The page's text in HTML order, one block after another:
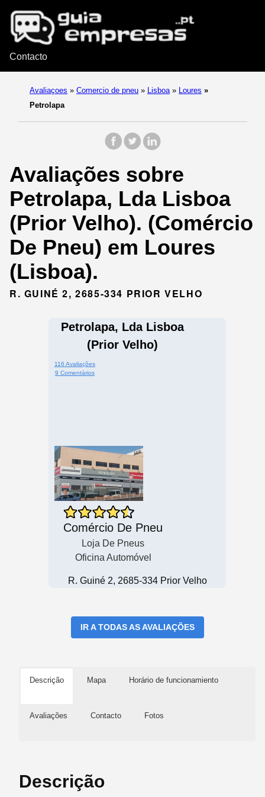
Contacto
Avaliaçoes » Comercio de pneu » Lisboa » Loures »
Petrolapa
Avaliações sobre
Petrolapa, Lda Lisboa
(Prior Velho). (Comércio
De Pneu) em Loures
(Lisboa).
R. GUINÉ 2, 2685-334 PRIOR VELHO
Petrolapa, Lda Lisboa
(Prior Velho)
116 Avaliações
9 Comentários
Comércio De Pneu
Loja De Pneus
Oficina Automóvel
R. Guiné 2, 2685-334 Prior Velho
IR A TODAS AS AVALIAÇÕES
Descrição Mapa Horário de funcionamiento
Avaliações Contacto Fotos
Descrição